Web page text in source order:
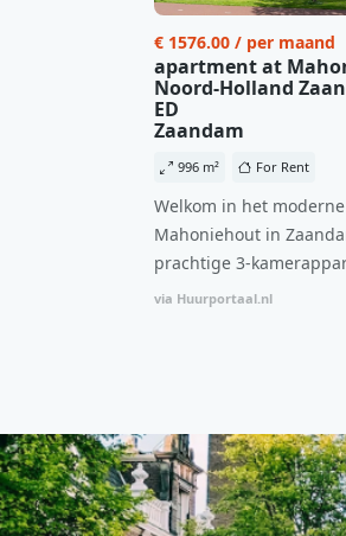
€ 1576.00 / per maand
apartment at
Noord-Holland
ED
Zaandam
996 m² For Rent
Welkom in het moderne
Mahoniehout in
prachtige 3-
de 6e verdieping biedt
van €107,50 per
geweldige kans voor
die op zoek zijn naar
direct beschikbaar is
via Huurportaal.nl